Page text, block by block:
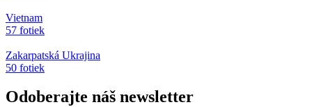
Vietnam
57 fotiek
Zakarpatská Ukrajina
50 fotiek
Odoberajte náš newsletter